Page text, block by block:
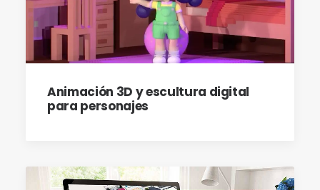
Animación 3D y escultura digital
para personajes